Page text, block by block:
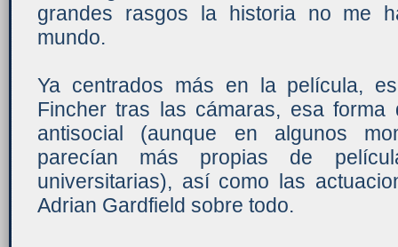
grandes rasgos la historia no me
mundo.
Ya centrados más en la película,
Fincher tras las cámaras, esa
antisocial (aunque en algunos
parecían más propias de
universitarias), así como las
Adrian Gardfield sobre todo.